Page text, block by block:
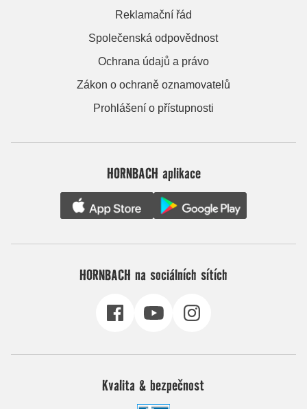
Reklamační řád
Společenská odpovědnost
Ochrana údajů a právo
Zákon o ochraně oznamovatelů
Prohlášení o přístupnosti
HORNBACH aplikace
HORNBACH na sociálních sítích
Kvalita & bezpečnost